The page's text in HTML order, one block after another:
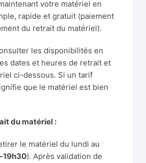
votre matériel en
rapide et gratuit (paiement
du retrait du matériel).
les disponibilités en
dates et heures de retrait et
ci-dessous. Si un tarif
que le matériel est bien
du matériel :
le matériel du lundi au
19h30). Après validation de